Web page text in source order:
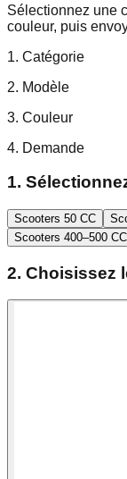
Sélectionnez une
couleur, puis
1. Catégorie
2. Modèle
3. Couleur
4. Demande
1.
Scooters 50 CC
Scooters 400–500 CC
2. Choisissez